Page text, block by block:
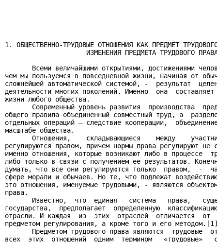
1. ОБЩЕСТВЕННО-ТРУДОВЫЕ ОТНОШЕНИЯ КАК ПРЕДМЕТ
ИЗМЕНЕНИЯ ПРЕДМЕТА ТРУДОВОГО
Всеми величайшими открытиями, достижениями
чем мы пользуемся в повседневной жизни, начиная от
сложнейшей автоматической системой, -  результат
деятельности многих поколений. Именно  она
жизни любого общества.
Современный уровень развития  производства
общего правила объединенный совместный труд, а
отдельных операций – следствие кооперации,
масштабе общества.
Отношения,    складывающиеся    между
регулируются правом, причем нормы права регулируют
именно отношения, которые возникают либо в процессе
либо только в связи с получением ее результатов.
думать, что все они регулируются только  правом,  -
сфере морали и обычаев. Но те, что подлежат
это отношения, именуемые трудовыми, - являются
права.
Известно,  что  единая   система   права,
государства,  предполагает  определенную
отрасли. И каждая  из  этих  отраслей  отличается  от
предметом регулирования, а кроме того и его
Предметом трудового права являются  трудовые
всех  этих  отношений  одним  термином   «трудовые»